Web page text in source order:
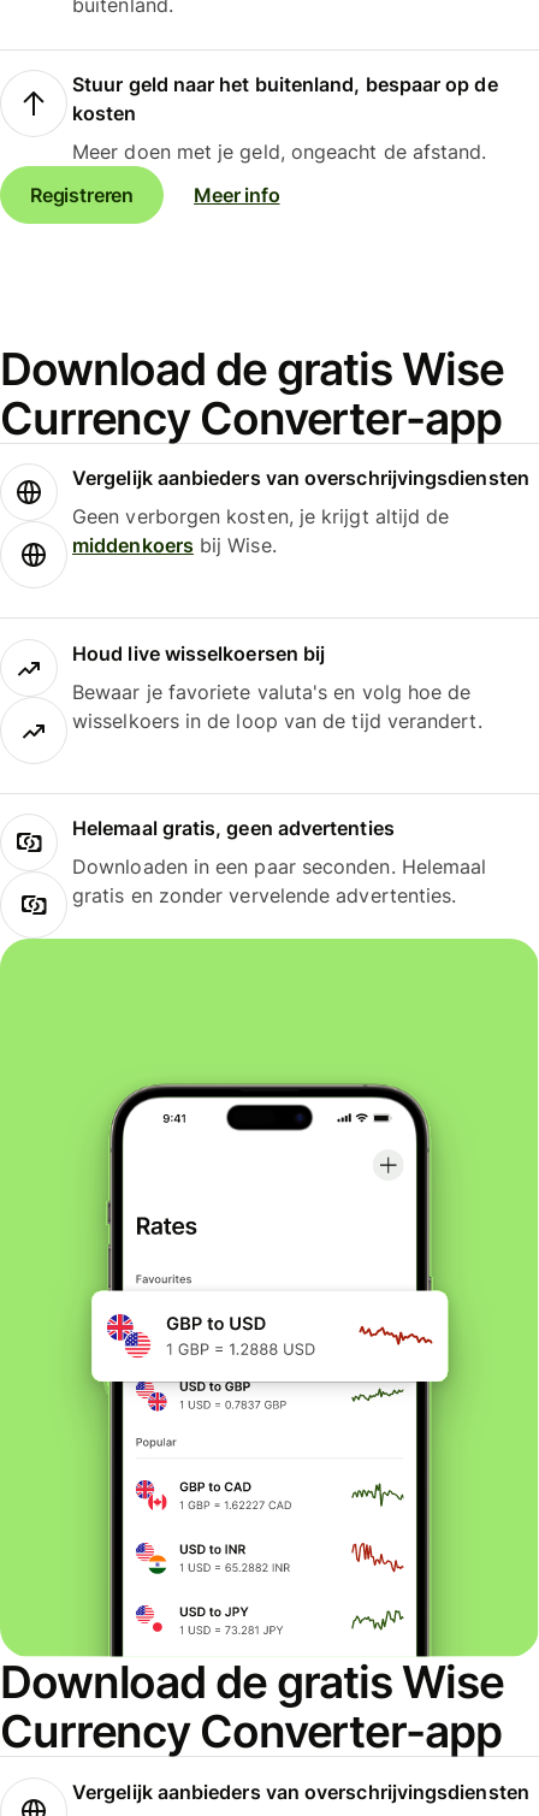
buitenland.
Stuur geld naar het buitenland, bespaar op de
kosten
Meer doen met je geld, ongeacht de afstand.
Registreren
Meer info
Download de gratis Wise
Currency Converter-app
Vergelijk aanbieders van overschrijvingsdiensten
Geen verborgen kosten, je krijgt altijd de
middenkoersbij Wise.
Houd live wisselkoersen bij
Bewaar je favoriete valuta's en volg hoe de
wisselkoers in de loop van de tijd verandert.
Helemaal gratis, geen advertenties
Downloaden in een paar seconden. Helemaal
gratis en zonder vervelende advertenties.
Download de gratis Wise
Currency Converter-app
Vergelijk aanbieders van overschrijvingsdiensten